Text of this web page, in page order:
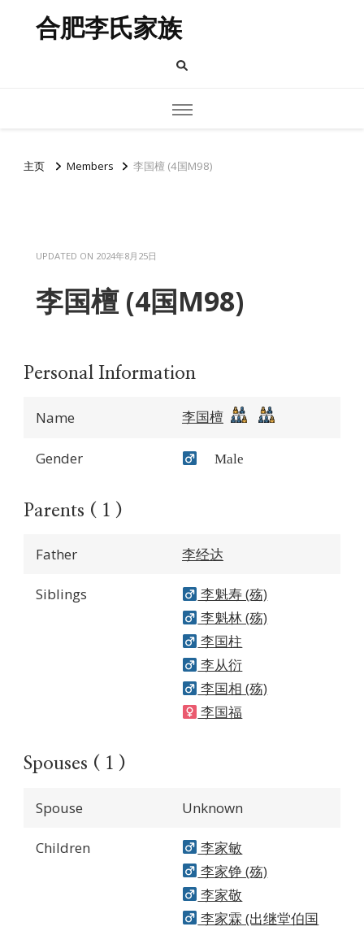
合肥李氏家族
主页 Members 李国檀 (4国M98)
UPDATED ON 2024年8月25日
李国檀 (4国M98)
Personal Information
Name 李国檀
Gender Male
Parents ( 1 )
Father 李经达
Siblings
李魁寿 (殇)
李魁林 (殇)
李国柱
李从衍
李国相 (殇)
李国福
Spouses ( 1 )
Spouse Unknown
Children
李家敏
李家铮 (殇)
李家敬
李家霖 (出继堂伯国